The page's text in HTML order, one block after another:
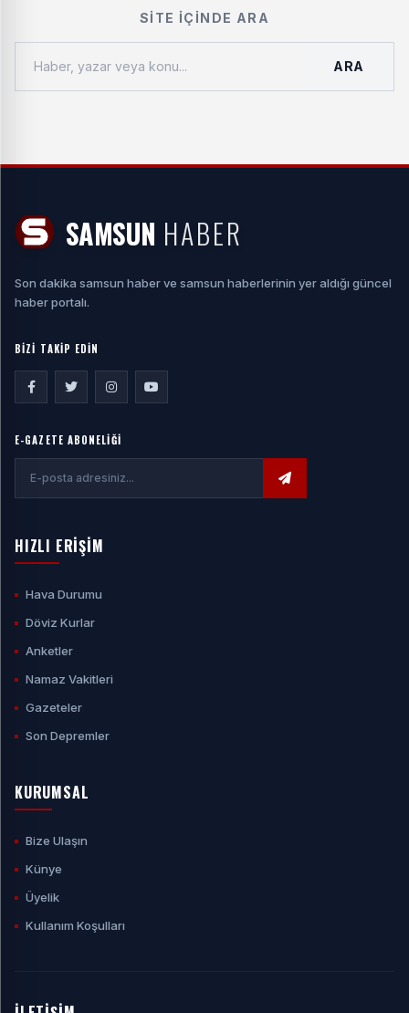
SITE İÇINDE ARA
ARA
SAMSUN HABER
Son dakika samsun haber ve samsun haberlerinin yer aldığı güncel
haber portalı.
BİZİ TAKİP EDİN
E-GAZETE ABONELİĞİ
HIZLI ERİŞİM
Hava Durumu
Döviz Kurlar
Anketler
Namaz Vakitleri
Gazeteler
Son Depremler
KURUMSAL
Bize Ulaşın
Künye
Üyelik
Kullanım Koşulları